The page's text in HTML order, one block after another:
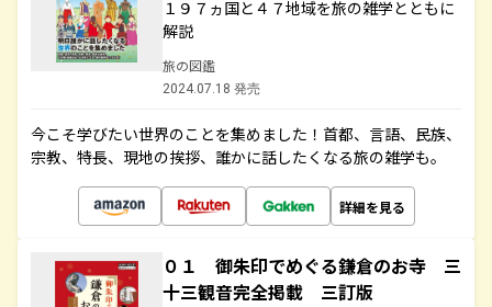
１９７ヵ国と４７地域を旅の雑学とともに
解説
旅の図鑑
2024.07.18 発売
今こそ学びたい世界のことを集めました！首都、言語、民族、
宗教、特長、現地の挨拶、誰かに話したくなる旅の雑学も。
詳細を見る
０１ 御朱印でめぐる鎌倉のお寺 三
十三観音完全掲載 三訂版